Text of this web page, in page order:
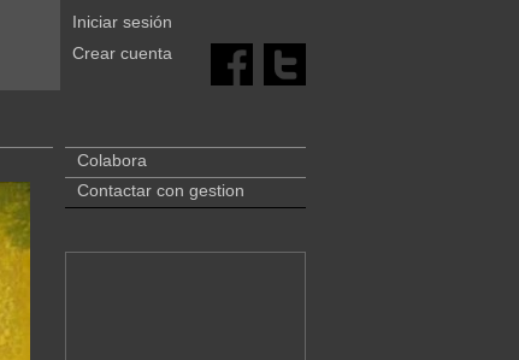
Iniciar sesión
Crear cuenta
Colabora
Contactar con gestion